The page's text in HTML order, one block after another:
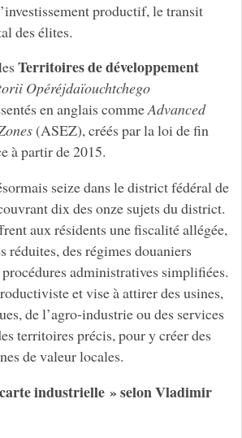
productif, le transit
des élites.
Territoires de développement
Opéréjdaïouchtchego
en anglais commeAdvanced
(ASEZ), créés par la loi de fin
à partir de 2015.
seize dans le district fédéral de
dix des onze sujets du district.
aux résidents une fiscalité allégée,
réduites, des régimes douaniers
administratives simplifiées.
et vise à attirer des usines,
de l’agro‑industrie ou des services
territoires précis, pour y créer des
de valeur locales.
industrielle » selon Vladimir